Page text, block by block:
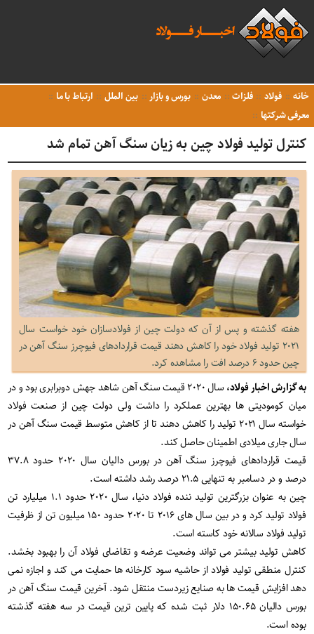
خانه فولاد فلزات معدن بورس و بازار بین الملل
ارتباط با ما
معرفی شرکتها
کنترل تولید فولاد چین به زیان سنگ آهن تمام شد
هفته گذشته و پس از آن که دولت چین از فولادسازان خود خواست سال
۲۰۲۱ تولید فولاد خود را کاهش دهند قیمت قراردادهای فیوچرز سنگ آهن در
چین حدود ۶ درصد افت را مشاهده کرد.
به گزارش اخبار فولاد،
سال ۲۰۲۰ قیمت سنگ آهن شاهد جهش دوبرابری بود و در
میان کومودیتی ها بهترین عملکرد را داشت ولی دولت چین از صنعت فولاد
خواسته سال ۲۰۲۱ تولید را کاهش دهند تا از کاهش متوسط قیمت سنگ آهن در
سال جاری میلادی اطمینان حاصل کند.
قیمت قراردادهای فیوچرز سنگ آهن در بورس دالیان سال ۲۰۲۰ حدود ۳۷.۸
درصد و در دسامبر به تنهایی ۲۱.۵ درصد رشد داشته است.
چین به عنوان بزرگترین تولید ننده فولاد دنیا، سال ۲۰۲۰ حدود ۱.۱ میلیارد تن
فولاد تولید کرد و در بین سال های ۲۰۱۶ تا ۲۰۲۰ حدود ۱۵۰ میلیون تن از ظرفیت
تولید فولاد سالانه خود کاسته است.
کاهش تولید بیشتر می تواند وضعیت عرضه و تقاضای فولاد آن را بهبود بخشد.
کنترل منطقی تولید فولاد از حاشیه سود کارخانه ها حمایت می کند و اجازه نمی
دهد افزایش قیمت ها به صنایع زیردست منتقل شود. آخرین قیمت سنگ آهن در
بورس دالیان ۱۵۰.۶۵ دلار ثبت شده که پایین ترین قیمت در سه هفته گذشته
بوده است.